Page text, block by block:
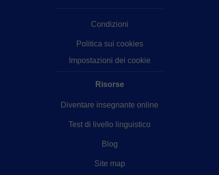
Condizioni
Politica sui cookies
Impostazioni dei cookie
Risorse
Diventare insegnante online
Test di livello linguistico
Blog
Site map